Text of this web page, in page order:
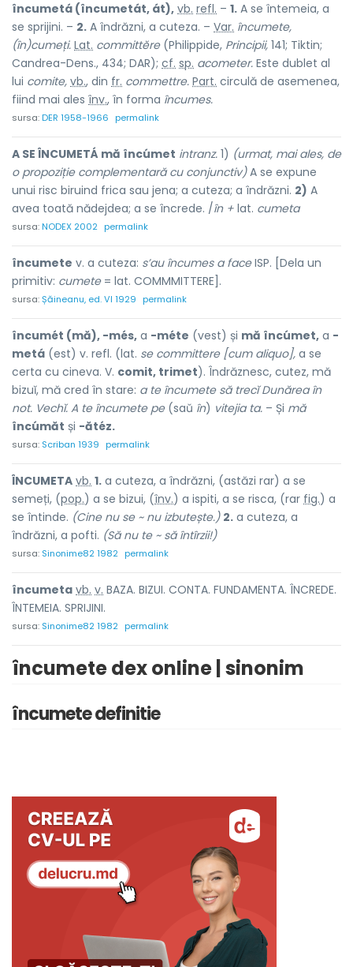
încumetá (încumetát, át), vb. refl. – 1. A se întemeia, a
se sprijini. – 2. A îndrăzni, a cuteza. – Var. încumete,
(în)cumeți. Lat. committĕre(Philippide, Principii, 141; Tiktin;
Candrea-Dens., 434; DAR); cf. sp. acometer. Este dublet al
lui comite, vb., din fr. commettre. Part. circulă de asemenea,
fiind mai ales înv., în forma încumes.
sursa:DER 1958-1966 permalink
A SE ÎNCUMETÁ mă încúmet intranz. 1) (urmat, mai ales, de
o propoziție complementară cu conjunctiv)A se expune
unui risc biruind frica sau jena; a cuteza; a îndrăzni. 2) A
avea toată nădejdea; a se încrede. /în + lat. cumeta
sursa:NODEX 2002 permalink
încumete v. a cuteza: s’au încumes a faceISP. [Dela un
primitiv: cumete= lat. COMMMITTERE].
sursa:Șăineanu, ed. VI 1929 permalink
încumét (mă), -més, a -méte (vest) și mă încúmet, a -
metá (est) v. refl. (lat. se committere [cum aliquo], a se
certa cu cineva. V. comit, trimet). Îndrăznesc, cutez, mă
bizuĭ, mă cred în stare: a te încumete să trecĭ Dunărea în
not. Vechĭ. A te încumete pe(saŭ în) vitejia ta. – Și mă
încúmăt și -ătéz.
sursa: Scriban 1939 permalink
ÎNCUMETA vb. 1. a cuteza, a îndrăzni, (astăzi rar) a se
semeți, (pop.) a se bizui, (înv.) a ispiti, a se risca, (rar fig.) a
se întinde. (Cine nu se ~ nu izbutește.) 2. a cuteza, a
îndrăzni, a pofti. (Să nu te ~ să întîrzii!)
sursa: Sinonime82 1982 permalink
încumeta vb. v. BAZA. BIZUI. CONTA. FUNDAMENTA. ÎNCREDE.
ÎNTEMEIA. SPRIJINI.
sursa: Sinonime82 1982 permalink
încumete dex online | sinonim
încumete definitie